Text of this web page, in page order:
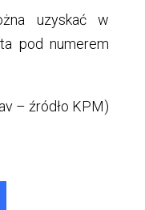
uzyskać w
pod numerem
– źródło KPM)